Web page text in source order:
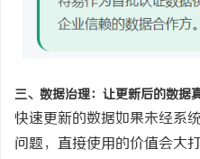
三、数据治理：让更新后的数据
快速更新的数据如果未经系
问题，直接使用的价值会大